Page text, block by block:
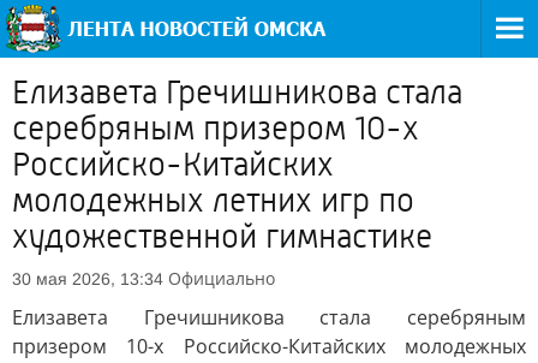
Елизавета Гречишникова стала
серебряным призером 10-х
Российско-Китайских
молодежных летних игр по
художественной гимнастике
30 мая 2026, 13:34 Официально
Елизавета Гречишникова стала серебряным
призером 10-х Российско-Китайских молодежных